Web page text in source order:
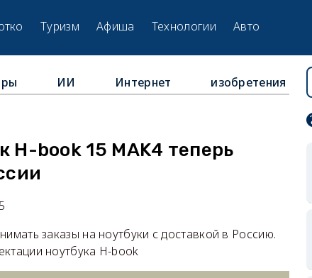
Туризм Афиша Технологии Авто
ИИ Интернет изобретения
H-book 15 MAK4 теперь
заказы на ноутбуки с доставкой в Россию.
ноутбука H-book